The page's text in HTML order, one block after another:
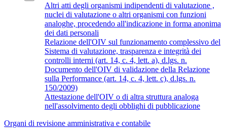
Altri atti degli organismi indipendenti di valutazione ,
nuclei di valutazione o altri organismi con funzioni
analoghe, procedendo all'indicazione in forma anonima
dei dati personali
Relazione dell'OIV sul funzionamento complessivo del
Sistema di valutazione, trasparenza e integrità dei
controlli interni (art. 14, c. 4, lett. a), d.lgs. n.
Documento dell'OIV di validazione della Relazione
sulla Performance (art. 14, c. 4, lett. c), d.lgs. n.
150/2009)
Attestazione dell'OIV o di altra struttura analoga
nell'assolvimento degli obblighi di pubblicazione
Organi di revisione amministrativa e contabile